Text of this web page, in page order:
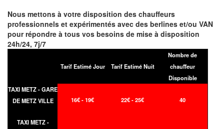
Nous mettons à votre disposition des chauffeurs
professionnels et expérimentés avec des berlines et/ou VAN
pour répondre à tous vos besoins de mise à disposition
24h/24, 7j/7
Tarif Estimé Jour Tarif Estimé Nuit
Nombre de
chauffeur
Disponible
TAXI METZ - GARE
DE METZ VILLE
16€ - 19€ 22€ - 25€ 40
TAXI METZ -